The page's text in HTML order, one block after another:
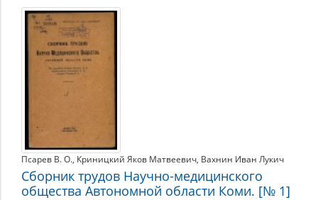
Медицина
здравоохранение
Псарев В. О., Криницкий Яков Матвеевич, Вахнин Иван Лукич
Сборник трудов Научно-медицинского
общества Автономной области Коми. [№ 1]